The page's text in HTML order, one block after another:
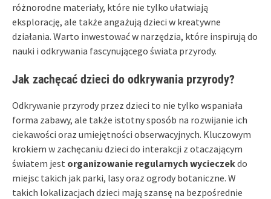
różnorodne materiały, które nie tylko ułatwiają
eksplorację, ale także angażują dzieci w kreatywne
działania. Warto inwestować w narzędzia, które inspirują do
nauki i odkrywania fascynującego świata przyrody.
Jak zachęcać dzieci do odkrywania przyrody?
Odkrywanie przyrody przez dzieci to nie tylko wspaniała
forma zabawy, ale także istotny sposób na rozwijanie ich
ciekawości oraz umiejętności obserwacyjnych. Kluczowym
krokiem w zachęcaniu dzieci do interakcji z otaczającym
światem jest organizowanie regularnych wycieczekdo
miejsc takich jak parki, lasy oraz ogrody botaniczne. W
takich lokalizacjach dzieci mają szansę na bezpośrednie